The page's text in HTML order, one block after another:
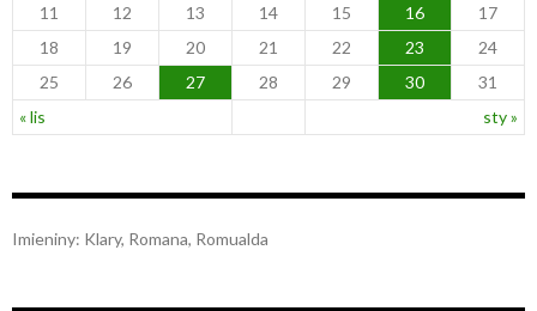
« lis sty »
11
12 13 14 15 16
17
18
19 20 21 22 23
24
25
26 27 28 29 30 31
Imieniny: Klary, Romana, Romualda